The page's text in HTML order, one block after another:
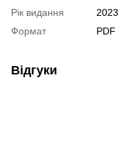
Рік видання
2023
Формат
PDF
Відгуки